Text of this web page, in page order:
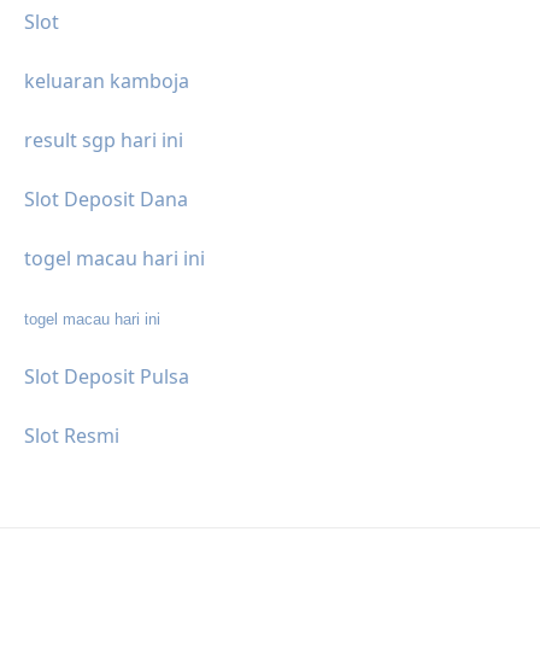
Slot
keluaran kamboja
result sgp hari ini
Slot Deposit Dana
togel macau hari ini
togel macau hari ini
Slot Deposit Pulsa
Slot Resmi